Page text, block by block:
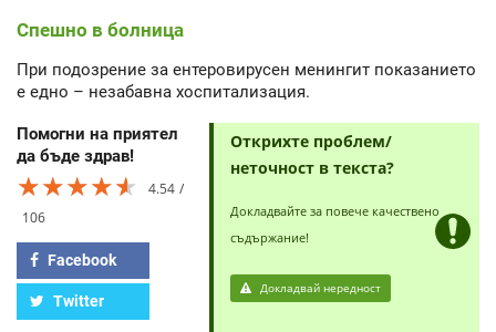
Спешно в болница
При подозрение за ентеровирусен менингит показанието
е едно – незабавна хоспитализация.
Помогни на приятел
да бъде здрав!
★★★★★
★★★★★
★★★★★
4.54
106
Facebook
Twitter
Открихте проблем/
неточност в текста?
Докладвайте за повече качествено
съдържание!
Докладвай нередност